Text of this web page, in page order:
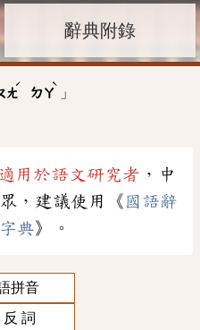
辭典附錄
ㄤ
ˊ
ㄉㄚ
ˋ
」
適用於語文研究者 ，中
，建議使用《 國語辭
典》。
拼音
反 詞